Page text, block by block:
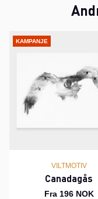
KAMPANJE
VILTMOTIV
Canadagås
Fra 196 NOK